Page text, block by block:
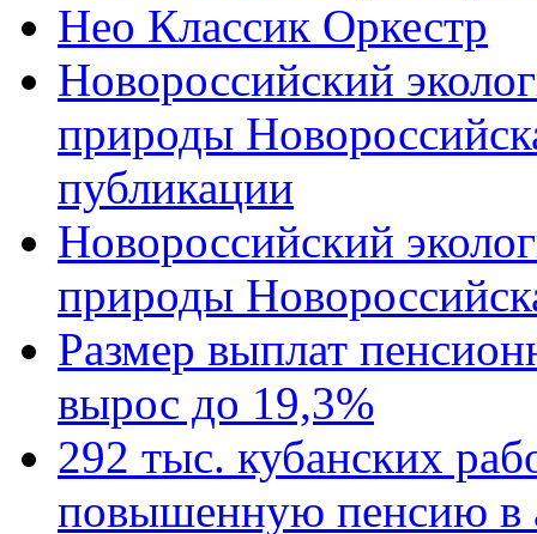
Нео Классик Оркестр
Новороссийский
природы
публикации
Новороссийский
природы
Размер выплат
вырос до 19,3%
292 тыс. кубанских
повышенную пенсию в